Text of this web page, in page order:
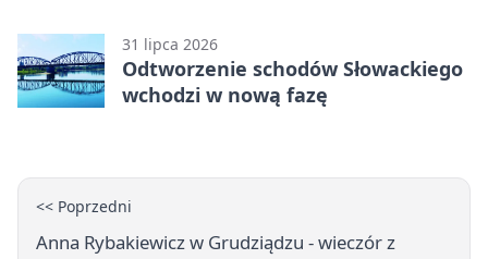
31 lipca 2026
Odtworzenie schodów Słowackiego
wchodzi w nową fazę
<< Poprzedni
Anna Rybakiewicz w Grudziądzu - wieczór z